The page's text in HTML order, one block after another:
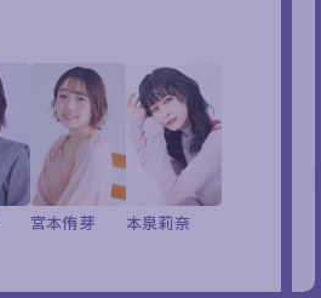
宮本侑芽 本泉莉奈